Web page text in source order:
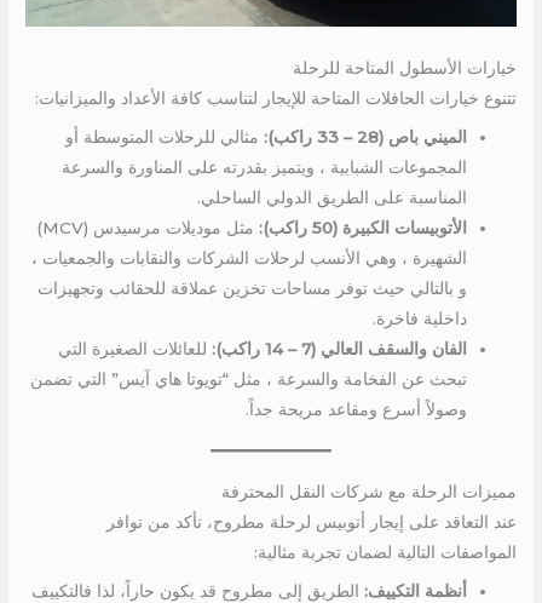
خيارات الأسطول المتاحة للرحلة
تتنوع خيارات الحافلات المتاحة للإيجار لتناسب كافة الأعداد والميزانيات:
الميني باص (28 – 33 راكب):
مثالي للرحلات المتوسطة أو
المجموعات الشبابية ، ويتميز بقدرته على المناورة والسرعة
المناسبة على الطريق الدولي الساحلي.
الأتوبيسات الكبيرة (50 راكب):
مثل موديلات مرسيدس (MCV)
الشهيرة ، وهي الأنسب لرحلات الشركات والنقابات والجمعيات ،
و بالتالي حيث توفر مساحات تخزين عملاقة للحقائب وتجهيزات
داخلية فاخرة.
الفان والسقف العالي (7 – 14 راكب):
للعائلات الصغيرة التي
تبحث عن الفخامة والسرعة ، مثل “تويوتا هاي آيس” التي تضمن
وصولاً أسرع ومقاعد مريحة جداً.
مميزات الرحلة مع شركات النقل المحترفة
عند التعاقد على إيجار أتوبيس لرحلة مطروح، تأكد من توافر
المواصفات التالية لضمان تجربة مثالية:
أنظمة التكييف: الطريق إلى مطروح قد يكون حاراً، لذا فالتكييف